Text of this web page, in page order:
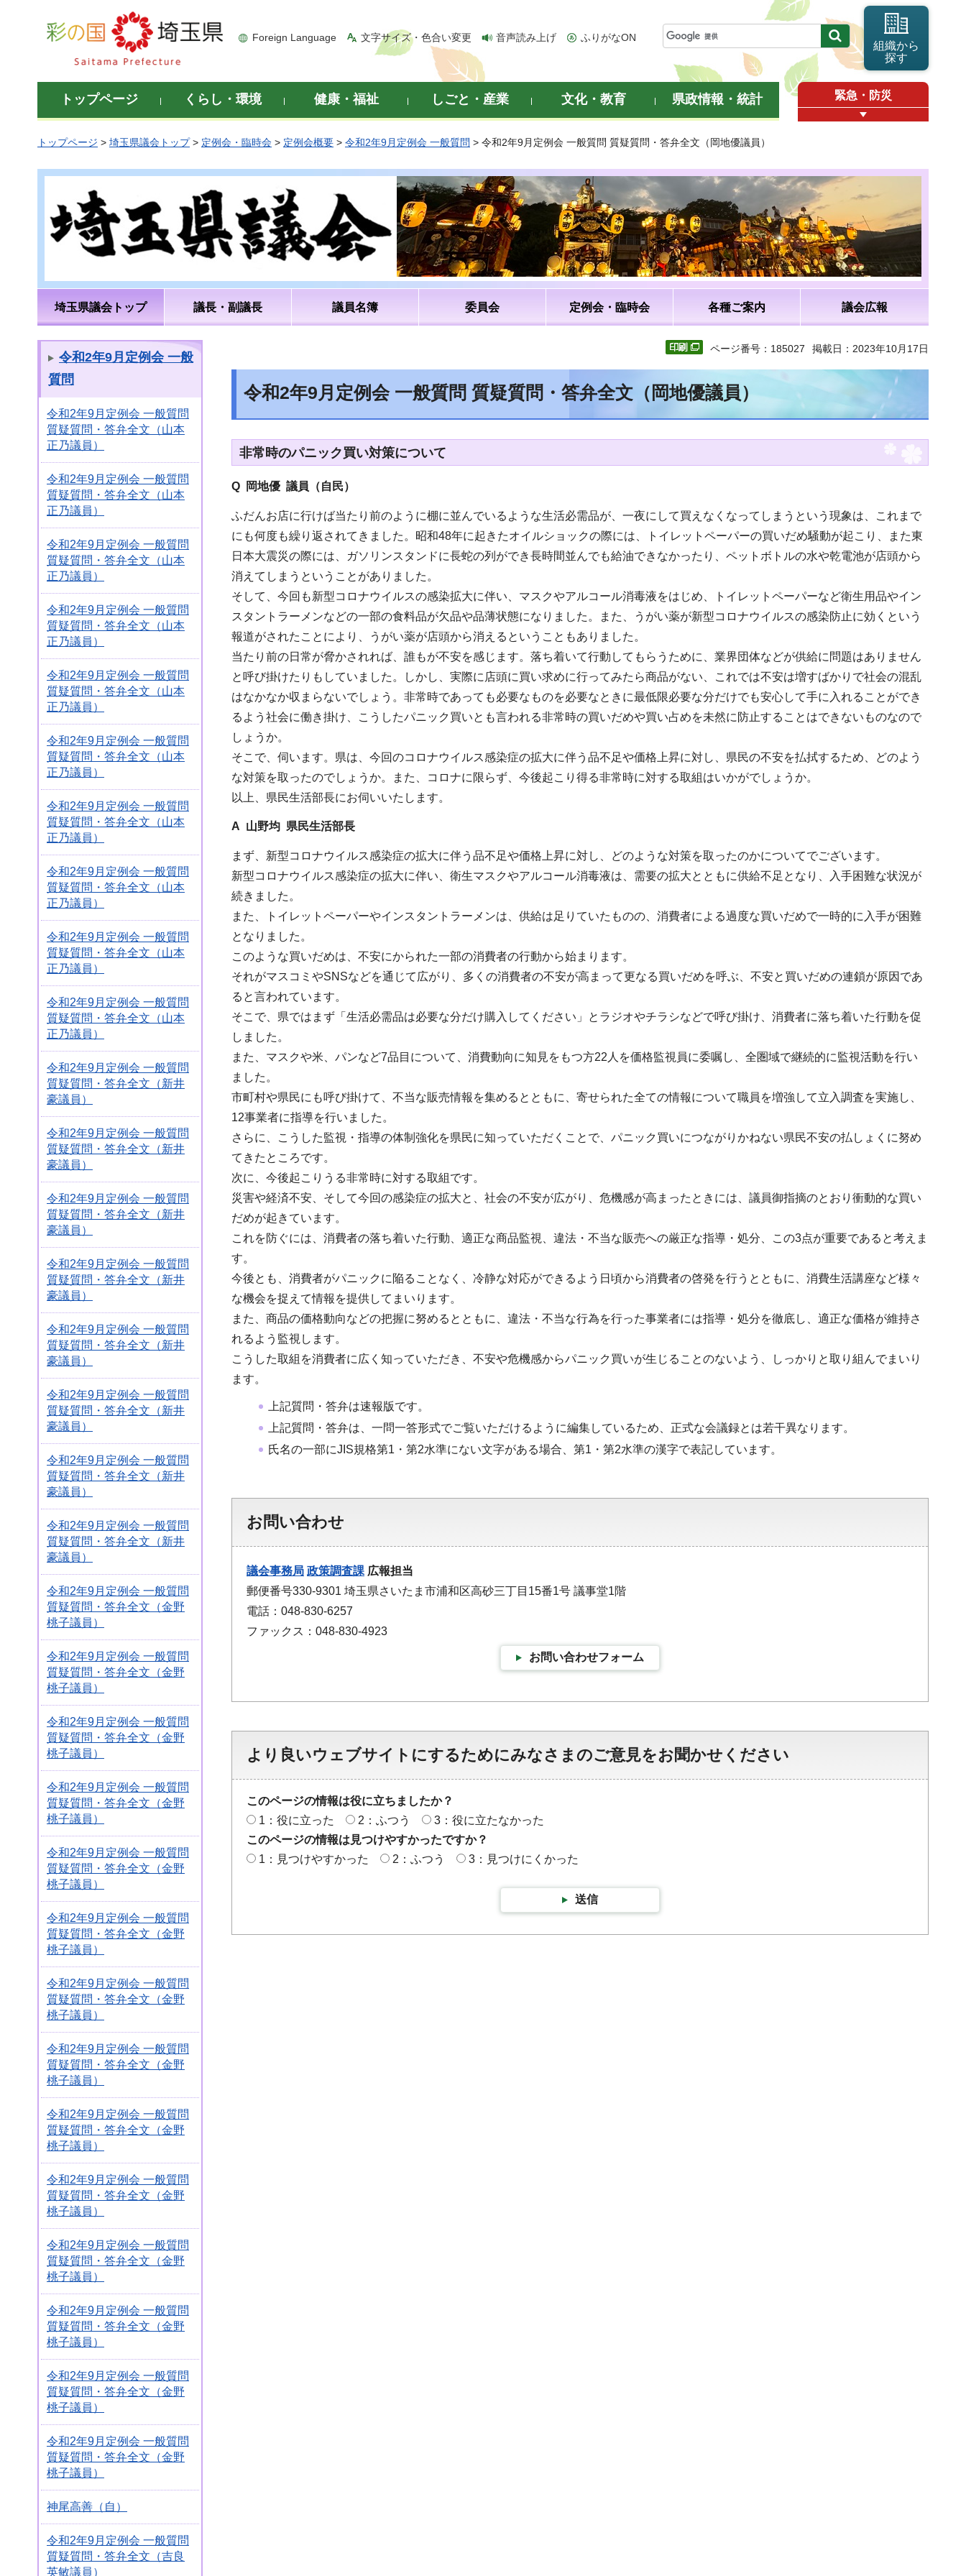
彩の国 埼玉県
Foreign Language 文字サイズ・色合い変更 音声読み上げ ふりがなON
組織から
探す
トップページ くらし・環境 健康・福祉 しごと・産業 文化・教育 県政情報・統計 緊急・防災
トップページ > 埼玉県議会トップ> 定例会・臨時会 > 定例会概要 > 令和2年9月定例会 一般質問 > 令和2年9月定例会 一般質問 質疑質問・答弁全文（岡地優議員）
埼玉県議会トップ 議長・副議長 議員名簿 委員会 定例会・臨時会 各種ご案内 議会広報
令和2年9月定例会 一般
質問
令和2年9月定例会 一般質問
質疑質問・答弁全文（山本
正乃議員）
令和2年9月定例会 一般質問
質疑質問・答弁全文（山本
正乃議員）
令和2年9月定例会 一般質問
質疑質問・答弁全文（山本
正乃議員）
令和2年9月定例会 一般質問
質疑質問・答弁全文（山本
正乃議員）
令和2年9月定例会 一般質問
質疑質問・答弁全文（山本
正乃議員）
令和2年9月定例会 一般質問
質疑質問・答弁全文（山本
正乃議員）
令和2年9月定例会 一般質問
質疑質問・答弁全文（山本
正乃議員）
令和2年9月定例会 一般質問
質疑質問・答弁全文（山本
正乃議員）
令和2年9月定例会 一般質問
質疑質問・答弁全文（山本
正乃議員）
令和2年9月定例会 一般質問
質疑質問・答弁全文（山本
正乃議員）
令和2年9月定例会 一般質問
質疑質問・答弁全文（新井
豪議員）
令和2年9月定例会 一般質問
質疑質問・答弁全文（新井
豪議員）
令和2年9月定例会 一般質問
質疑質問・答弁全文（新井
豪議員）
令和2年9月定例会 一般質問
質疑質問・答弁全文（新井
豪議員）
令和2年9月定例会 一般質問
質疑質問・答弁全文（新井
豪議員）
令和2年9月定例会 一般質問
質疑質問・答弁全文（新井
豪議員）
令和2年9月定例会 一般質問
質疑質問・答弁全文（新井
豪議員）
令和2年9月定例会 一般質問
質疑質問・答弁全文（新井
豪議員）
令和2年9月定例会 一般質問
質疑質問・答弁全文（金野
桃子議員）
令和2年9月定例会 一般質問
質疑質問・答弁全文（金野
桃子議員）
令和2年9月定例会 一般質問
質疑質問・答弁全文（金野
桃子議員）
令和2年9月定例会 一般質問
質疑質問・答弁全文（金野
桃子議員）
令和2年9月定例会 一般質問
質疑質問・答弁全文（金野
桃子議員）
令和2年9月定例会 一般質問
質疑質問・答弁全文（金野
桃子議員）
令和2年9月定例会 一般質問
質疑質問・答弁全文（金野
桃子議員）
令和2年9月定例会 一般質問
質疑質問・答弁全文（金野
桃子議員）
令和2年9月定例会 一般質問
質疑質問・答弁全文（金野
桃子議員）
令和2年9月定例会 一般質問
質疑質問・答弁全文（金野
桃子議員）
令和2年9月定例会 一般質問
質疑質問・答弁全文（金野
桃子議員）
令和2年9月定例会 一般質問
質疑質問・答弁全文（金野
桃子議員）
令和2年9月定例会 一般質問
質疑質問・答弁全文（金野
桃子議員）
令和2年9月定例会 一般質問
質疑質問・答弁全文（金野
桃子議員）
神尾高善（自）
令和2年9月定例会 一般質問
質疑質問・答弁全文（吉良
英敏議員）
ページ番号：185027 掲載日：2023年10月17日
令和2年9月定例会 一般質問 質疑質問・答弁全文（岡地優議員）
非常時のパニック買い対策について
Q 岡地優 議員（自民）
ふだんお店に行けば当たり前のように棚に並んでいるような生活必需品が、一夜にして買えなくなってしまうという現象は、これまで
にも何度も繰り返されてきました。昭和48年に起きたオイルショックの際には、トイレットペーパーの買いだめ騒動が起こり、また東
日本大震災の際には、ガソリンスタンドに長蛇の列ができ長時間並んでも給油できなかったり、ペットボトルの水や乾電池が店頭から
消えてしまうということがありました。
そして、今回も新型コロナウイルスの感染拡大に伴い、マスクやアルコール消毒液をはじめ、トイレットペーパーなど衛生用品やイン
スタントラーメンなどの一部の食料品が欠品や品薄状態になりました。また、うがい薬が新型コロナウイルスの感染防止に効くという
報道がされたことにより、うがい薬が店頭から消えるということもありました。
当たり前の日常が脅かされれば、誰もが不安を感じます。落ち着いて行動してもらうために、業界団体などが供給に問題はありません
と呼び掛けたりもしていました。しかし、実際に店頭に買い求めに行ってみたら商品がない、これでは不安は増すばかりで社会の混乱
はなかなか収まらないでしょう。非常時であっても必要なものを必要なときに最低限必要な分だけでも安心して手に入れることができ
るよう社会に働き掛け、こうしたパニック買いとも言われる非常時の買いだめや買い占めを未然に防止することはできないものなので
しょうか。
そこで、伺います。県は、今回のコロナウイルス感染症の拡大に伴う品不足や価格上昇に対し、県民の不安を払拭するため、どのよう
な対策を取ったのでしょうか。また、コロナに限らず、今後起こり得る非常時に対する取組はいかがでしょうか。
以上、県民生活部長にお伺いいたします。
A 山野均 県民生活部長
まず、新型コロナウイルス感染症の拡大に伴う品不足や価格上昇に対し、どのような対策を取ったのかについてでございます。
新型コロナウイルス感染症の拡大に伴い、衛生マスクやアルコール消毒液は、需要の拡大とともに供給不足となり、入手困難な状況が
続きました。
また、トイレットペーパーやインスタントラーメンは、供給は足りていたものの、消費者による過度な買いだめで一時的に入手が困難
となりました。
このような買いだめは、不安にかられた一部の消費者の行動から始まります。
それがマスコミやSNSなどを通じて広がり、多くの消費者の不安が高まって更なる買いだめを呼ぶ、不安と買いだめの連鎖が原因であ
ると言われています。
そこで、県ではまず「生活必需品は必要な分だけ購入してください」とラジオやチラシなどで呼び掛け、消費者に落ち着いた行動を促
しました。
また、マスクや米、パンなど7品目について、消費動向に知見をもつ方22人を価格監視員に委嘱し、全圏域で継続的に監視活動を行い
ました。
市町村や県民にも呼び掛けて、不当な販売情報を集めるとともに、寄せられた全ての情報について職員を増強して立入調査を実施し、
12事業者に指導を行いました。
さらに、こうした監視・指導の体制強化を県民に知っていただくことで、パニック買いにつながりかねない県民不安の払しょくに努め
てきたところです。
次に、今後起こりうる非常時に対する取組です。
災害や経済不安、そして今回の感染症の拡大と、社会の不安が広がり、危機感が高まったときには、議員御指摘のとおり衝動的な買い
だめが起きています。
これを防ぐには、消費者の落ち着いた行動、適正な商品監視、違法・不当な販売への厳正な指導・処分、この3点が重要であると考えま
す。
今後とも、消費者がパニックに陥ることなく、冷静な対応ができるよう日頃から消費者の啓発を行うとともに、消費生活講座など様々
な機会を捉えて情報を提供してまいります。
また、商品の価格動向などの把握に努めるとともに、違法・不当な行為を行った事業者には指導・処分を徹底し、適正な価格が維持さ
れるよう監視します。
こうした取組を消費者に広く知っていただき、不安や危機感からパニック買いが生じることのないよう、しっかりと取り組んでまいり
ます。
上記質問・答弁は速報版です。
上記質問・答弁は、一問一答形式でご覧いただけるように編集しているため、正式な会議録とは若干異なります。
氏名の一部にJIS規格第1・第2水準にない文字がある場合、第1・第2水準の漢字で表記しています。
お問い合わせ
議会事務局 政策調査課 広報担当
郵便番号330-9301 埼玉県さいたま市浦和区高砂三丁目15番1号 議事堂1階
電話：048-830-6257
ファックス：048-830-4923
お問い合わせフォーム
より良いウェブサイトにするためにみなさまのご意見をお聞かせください
このページの情報は役に立ちましたか？
1：役に立った
2：ふつう
3：役に立たなかった
このページの情報は見つけやすかったですか？
1：見つけやすかった
2：ふつう 3：見つけにくかった
送信